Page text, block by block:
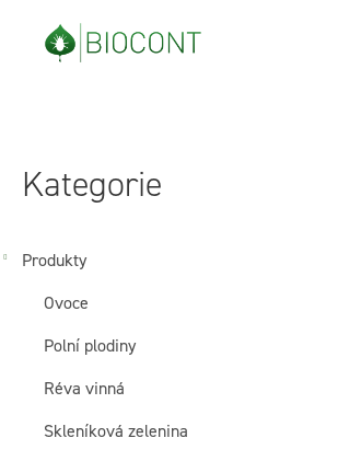
o
t
Kategorie
Produkty
Ovoce
Polní plodiny
Réva vinná
Skleníková zelenina